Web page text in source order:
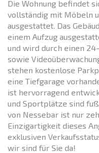
Die Wohnung befindet
vollständig mit Möbeln
ausgestattet. Das
einem Aufzug
und wird durch einen
sowie
stehen kostenlose
eine Tiefgarage
ist hervorragend
und Sportplätze sind
von Nessebar ist nur
Einzigartigkeit dieses
exklusiven
wir sind für Sie da!